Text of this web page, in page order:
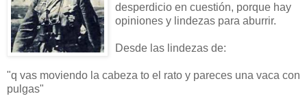
desperdicio en cuestión, porque hay
opiniones y lindezas para aburrir.
Desde las lindezas de:
"q vas moviendo la cabeza to el rato y pareces una vaca con
pulgas"